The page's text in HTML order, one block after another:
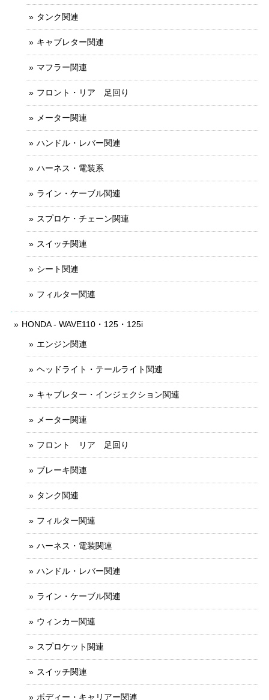
タンク関連
キャブレター関連
マフラー関連
フロント・リア 足回り
メーター関連
ハンドル・レバー関連
ハーネス・電装系
ライン・ケーブル関連
スプロケ・チェーン関連
スイッチ関連
シート関連
フィルター関連
HONDA - WAVE110・125・125i
エンジン関連
ヘッドライト・テールライト関連
キャブレター・インジェクション関連
メーター関連
フロント リア 足回り
ブレーキ関連
タンク関連
フィルター関連
ハーネス・電装関連
ハンドル・レバー関連
ライン・ケーブル関連
ウィンカー関連
スプロケット関連
スイッチ関連
ボディー・キャリアー関連